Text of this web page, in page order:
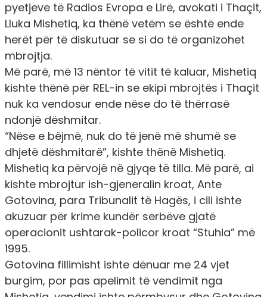
pyetjeve të Radios Evropa e Lirë, avokati i Thaçit,
Lluka Mishetiq, ka thënë vetëm se është ende
herët për të diskutuar se si do të organizohet
mbrojtja.
Më parë, më 13 nëntor të vitit të kaluar, Mishetiq
kishte thënë për REL-in se ekipi mbrojtës i Thaçit
nuk ka vendosur ende nëse do të thërrasë
ndonjë dëshmitar.
“Nëse e bëjmë, nuk do të jenë më shumë se
dhjetë dëshmitarë”, kishte thënë Mishetiq.
Mishetiq ka përvojë në gjyqe të tilla. Më parë, ai
kishte mbrojtur ish-gjeneralin kroat, Ante
Gotovina, para Tribunalit të Hagës, i cili ishte
akuzuar për krime kundër serbëve gjatë
operacionit ushtarak-policor kroat “Stuhia” më
1995.
Gotovina fillimisht ishte dënuar me 24 vjet
burgim, por pas apelimit të vendimit nga